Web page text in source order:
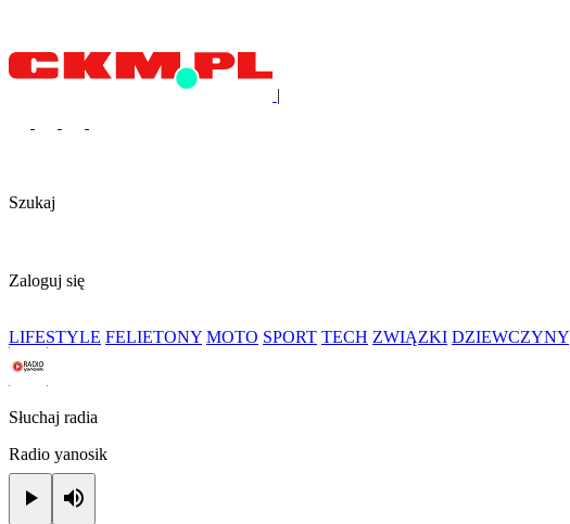
|
Szukaj
Zaloguj się
LIFESTYLE FELIETONY MOTO SPORT TECH ZWIĄZKI DZIEWCZYNY
Słuchaj radia
Radio yanosik
Play